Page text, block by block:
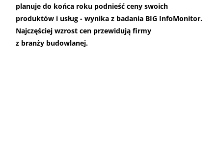
planuje do końca roku podnieść ceny swoich
produktów i usług - wynika z badania BIG InfoMonitor.
Najczęściej wzrost cen przewidują firmy
z branży budowlanej.